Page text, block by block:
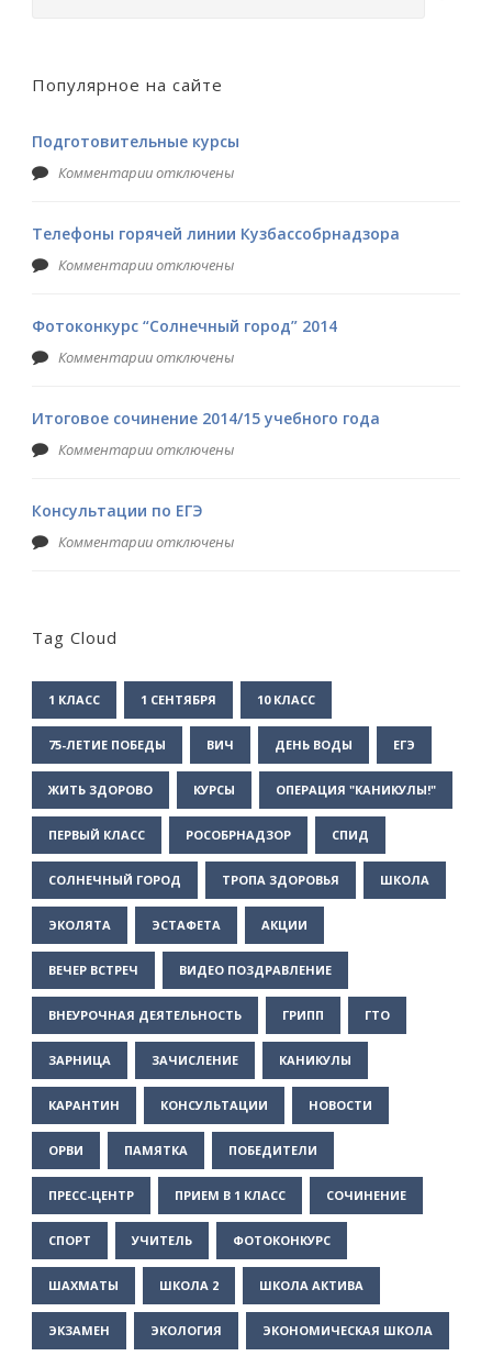
Популярное на сайте
Подготовительные курсы
Комментарии отключены
Телефоны горячей линии Кузбассобрнадзора
Комментарии отключены
Фотоконкурс “Солнечный город” 2014
Комментарии отключены
Итоговое сочинение 2014/15 учебного года
Комментарии отключены
Консультации по ЕГЭ
Комментарии отключены
Tag Cloud
1 КЛАСС 1 СЕНТЯБРЯ 10 КЛАСС
75-ЛЕТИЕ ПОБЕДЫ ВИЧ ДЕНЬ ВОДЫ ЕГЭ
ЖИТЬ ЗДОРОВО КУРСЫ ОПЕРАЦИЯ "КАНИКУЛЫ!"
ПЕРВЫЙ КЛАСС РОСОБРНАДЗОР СПИД
СОЛНЕЧНЫЙ ГОРОД ТРОПА ЗДОРОВЬЯ ШКОЛА
ЭКОЛЯТА ЭСТАФЕТА АКЦИИ
ВЕЧЕР ВСТРЕЧ ВИДЕО ПОЗДРАВЛЕНИЕ
ВНЕУРОЧНАЯ ДЕЯТЕЛЬНОСТЬ ГРИПП ГТО
ЗАРНИЦА ЗАЧИСЛЕНИЕ КАНИКУЛЫ
КАРАНТИН КОНСУЛЬТАЦИИ НОВОСТИ
ОРВИ ПАМЯТКА ПОБЕДИТЕЛИ
ПРЕСС-ЦЕНТР ПРИЕМ В 1 КЛАСС СОЧИНЕНИЕ
СПОРТ УЧИТЕЛЬ ФОТОКОНКУРС
ШАХМАТЫ ШКОЛА 2 ШКОЛА АКТИВА
ЭКЗАМЕН ЭКОЛОГИЯ ЭКОНОМИЧЕСКАЯ ШКОЛА